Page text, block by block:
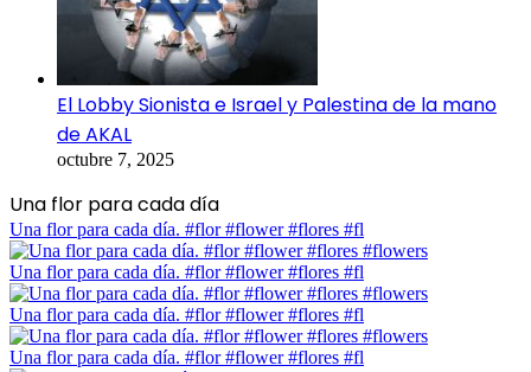
El Lobby Sionista e Israel y Palestina de la mano
de AKAL
octubre 7, 2025
Una flor para cada día
Una flor para cada día. #flor #flower #flores #fl
Una flor para cada día. #flor #flower #flores #fl
Una flor para cada día. #flor #flower #flores #fl
Una flor para cada día. #flor #flower #flores #fl